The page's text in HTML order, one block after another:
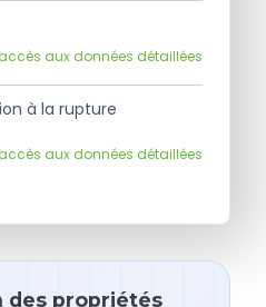
aux données détaillées
à la rupture
aux données détaillées
des propriétés